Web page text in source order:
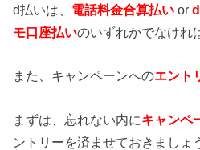
d払いは、 電話料金合算払い or
モ口座払いのいずれかでなけれ
また、キャンペーンへのエント
まずは、忘れない内にキャンペ
ントリーを済ませておきましょ